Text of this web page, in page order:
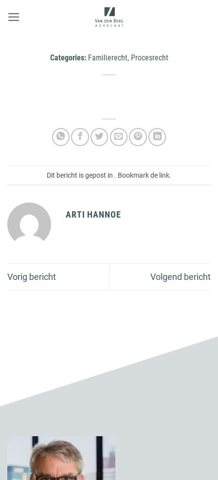
naar
Categories: Familierecht, Procesrecht
Dit bericht is gepost in . Bookmark de link.
ARTI HANNOE
Vorig bericht Volgend bericht